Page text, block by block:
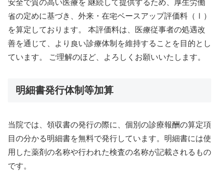
安全で質の高い医療を 継続して提供するため、厚⽣労働
省の定めに基づき、外来・在宅ベースアップ評価料（Ⅰ）
を算定しております。 本評価料は、医療従事者の処遇改
善を通じて、より良い診療体制を維持することを⽬的とし
ています。 ご理解のほど、よろしくお願いいたします。
明細書発行体制等加算
当院では、領収書の発行の際に、個別の診療報酬の算定項
目の分かる明細書を無料で発行しています。明細書には使
用した薬剤の名称や行われた検査の名称が記載されるもの
です。